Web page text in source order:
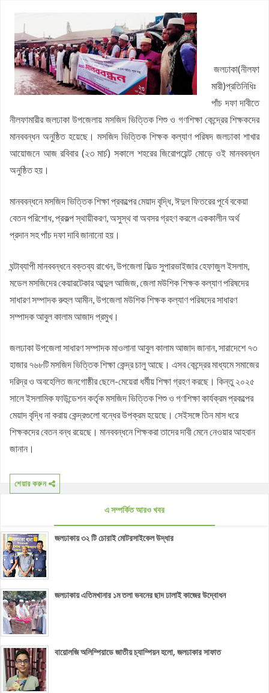
নবম পে স্কেল সরকারি কর্মকর্তা-কর্মচারীদের সুখবর দিলেন অর্থমন্ত্রী
কাজিদের আয় ১৪৪০ কোটি, সরকারের কোষাগারে নেই ১ শতাংশও
শাপলা চত্বর ‘গণহত্যা’ মামলায় লতিফ সিদ্দিকী গ্রেপ্তার
এমপিওভুক্ত শিক্ষকদের স্থানীয় নির্বাচনে প্রার্থীসহ ইসির কাছে জামায়াতের ৩
পাটগ্রামে ফ্যামিলি কার্ডের তথ্য সংগ্রহকারী নিয়োগে অনিয়মের অভিযোগ,
ইউএনওকে অবরুদ্ধ
আগামী ১০ বছরের মধ্যে সরকার গঠন করতে চায় এনসিপি: নাহিদ ইসলাম
জলঢাকা(নীলফা
মারী)প্রতিনিধিঃ
পাঁচ দফা দাবীতে
নীলফামারীর জলঢাকা উপজেলায় মসজিদ ভিত্তিক শিশু ও গণশিক্ষা কেন্দ্রের শিক্ষকদের
মানববন্ধন অনুষ্ঠিত হয়েছে। মসজিদ ভিত্তিক শিক্ষক কল্যাণ পরিষদ জলঢাকা শাখার
আয়োজনে আজ রবিবার (২৩ মার্চ) সকালে শহরের জিরোপয়েন্ট মোড়ে ওই মানববন্ধন
অনুষ্ঠিত হয়।
মানববন্ধনে মসজিদ ভিত্তিক শিক্ষা প্রকল্পের মেয়াদ বৃদ্ধি, ঈদুল ফিতরের পূর্বে বকেয়া
বেতন পরিশোধ, প্রকল্প স্থায়ীকরণ, অসুস্থ বা অবসর গ্রহণ করলে এককালীন অর্থ
প্রদান সহ পাঁচ দফা দাবি জানানো হয়।
ঘন্টাব্যাপী মানববন্ধনে বক্তব্য রাখেন, উপজেলা ফিল্ড সুপারভাইজার হেফাজুল ইসলাম,
মডেল মসজিদের কেয়ারটেকার আব্দুল আজিজ, জেলা মউশিক শিক্ষক কল্যাণ পরিষদের
সাধারণ সম্পাদক রুহুল আমীন, উপজেলা মউশিক শিক্ষক কল্যাণ পরিষদের সাধারণ
সম্পাদক আবুল কালাম আজাদ প্রমুখ।
জলঢাকা উপজেলা সাধারণ সম্পাদক মাওলানা আবুল কালাম আজাদ জানান, সারাদেশে ৭৩
হাজার ৭৬৮টি মসজিদ ভিত্তিক শিক্ষা কেন্দ্র চালু আছে। এসব কেন্দ্রের মাধ্যমে সমাজের
দরিদ্র ও অবহেলিত জনগোষ্ঠীর ছেলে-মেয়েরা ধর্মীয় শিক্ষা গ্রহণ করছে। কিন্তু ২০২৫
সালে ইসলামিক ফাউন্ডেশন কর্তৃক মসজিদ ভিত্তিক শিশু ও গণশিক্ষা কার্যক্রম প্রকল্পের
মেয়াদ বৃদ্ধি না করায় কেন্দ্রগুলো বন্ধের উপক্রম হয়েছে। সেইসঙ্গে তিন মাস ধরে
শিক্ষকদের বেতন বন্ধ রয়েছে। মানববন্ধনে শিক্ষকরা তাদের দাবী মেনে নেওয়ার আহবান
জানান।
শেয়ার করুন
এ সম্পর্কিত আরও খবর
জলঢাকায় ৩২ টি চোরাই মোটরসাইকেল উদ্ধার
জলঢাকায় এতিমখানার ১ম তলা ভবনের ছাদ ঢালাই কাজের উদ্বোধন
বায়োলজি অলিম্পিয়াডে জাতীয় চ্যাম্পিয়ন হলো, জলঢাকার সাফাত